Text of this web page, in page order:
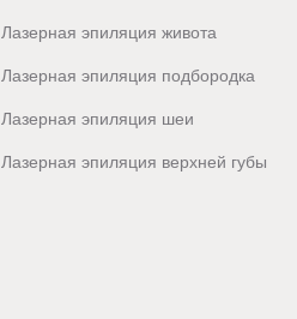
Лазерная эпиляция живота
Лазерная эпиляция подбородка
Лазерная эпиляция шеи
Лазерная эпиляция верхней губы